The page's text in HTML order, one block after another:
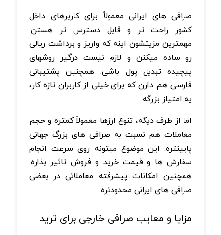
صرافی های ایرانی معمولاً برای کاربرهای داخل
کشور راحت تر و قابل دسترس تر هستن.
مهمترین مزیتشون اینه که واریز و برداشت ریالی
رو ساده میکنن و لازم نیست درگیر روشهای
پیچیده تبدیل پول باشی. همچنین پشتیبانی
فارسی هم دارن که برای خیلی از کاربران تازه کار،
یه امتیاز بزرگه.
اما از طرف دیگه، تنوع ارزها معمولاً کمتره و حجم
معاملات هم نسبت به صرافی های بزرگ جهانی
پایینتره. این موضوع میتونه روی سرعت انجام
سفارش ها و قیمت خرید و فروش تاثیر بذاره.
همچنین امکانات پیشرفته معاملاتی در بعضی
صرافی های ایرانی محدودتره.
مزایا و معایب صرافی خارجی برای ترید